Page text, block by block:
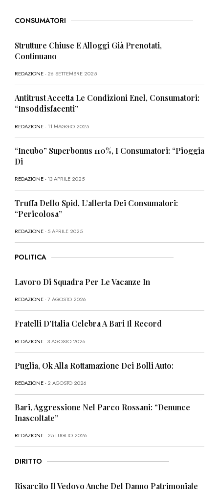
CONSUMATORI
Strutture Chiuse E Alloggi Già Prenotati,
Continuano
REDAZIONE- 26 SETTEMBRE 2025
Antitrust Accetta Le Condizioni Enel, Consumatori:
“Insoddisfacenti”
REDAZIONE- 11 MAGGIO 2025
“Incubo” Superbonus 110%, I Consumatori: “Pioggia
Di
REDAZIONE- 13 APRILE 2025
Truffa Dello Spid, L’allerta Dei Consumatori:
“Pericolosa”
REDAZIONE- 5 APRILE 2025
POLITICA
Lavoro Di Squadra Per Le Vacanze In
REDAZIONE- 7 AGOSTO 2026
Fratelli D’Italia Celebra A Bari Il Record
REDAZIONE- 3 AGOSTO 2026
Puglia, Ok Alla Rottamazione Dei Bolli Auto:
REDAZIONE- 2 AGOSTO 2026
Bari, Aggressione Nel Parco Rossani: “Denunce
Inascoltate”
REDAZIONE- 25 LUGLIO 2026
DIRITTO
Risarcito Il Vedovo Anche Del Danno Patrimoniale